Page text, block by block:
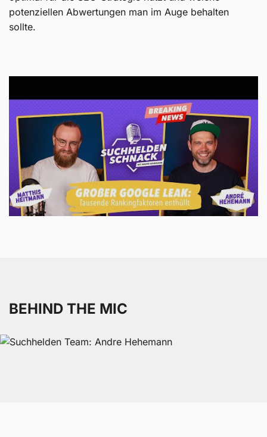
potenziellen Abwertungen man im Auge behalten
sollte.
BEHIND THE MIC